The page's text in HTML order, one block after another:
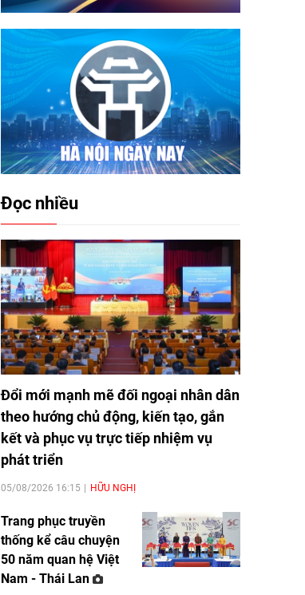
Đọc nhiều
Đổi mới mạnh mẽ đối ngoại nhân dân
theo hướng chủ động, kiến tạo, gắn
kết và phục vụ trực tiếp nhiệm vụ
phát triển
05/08/2026 16:15 HỮU NGHỊ
Trang phục truyền
thống kể câu chuyện
50 năm quan hệ Việt
Nam - Thái Lan